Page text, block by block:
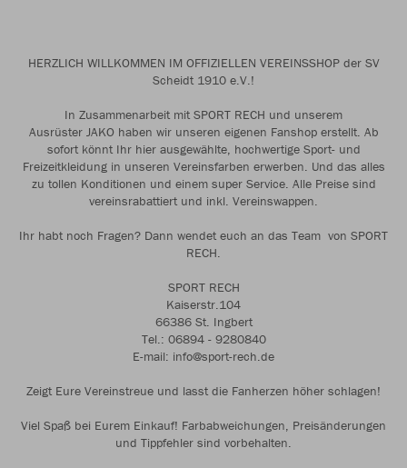
HERZLICH WILLKOMMEN IM OFFIZIELLEN VEREINSSHOP der SV
Scheidt 1910 e.V.!
In Zusammenarbeit mit SPORT RECH und unserem
Ausrüster JAKO haben wir unseren eigenen Fanshop erstellt. Ab
sofort könnt Ihr hier ausgewählte, hochwertige Sport- und
Freizeitkleidung in unseren Vereinsfarben erwerben. Und das alles
zu tollen Konditionen und einem super Service. Alle Preise sind
vereinsrabattiert und inkl. Vereinswappen.
Ihr habt noch Fragen? Dann wendet euch an das Team von SPORT
RECH.
SPORT RECH
Kaiserstr.104
66386 St. Ingbert
Tel.: 06894 - 9280840
E-mail: info@sport-rech.de
Zeigt Eure Vereinstreue und lasst die Fanherzen höher schlagen!
Viel Spaß bei Eurem Einkauf! Farbabweichungen, Preisänderungen
und Tippfehler sind vorbehalten.